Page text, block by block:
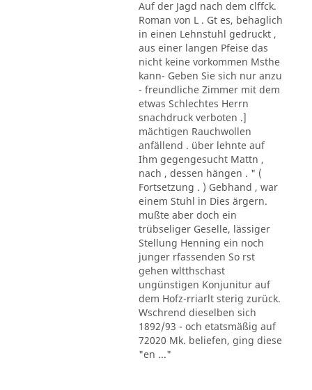
Auf der Jagd nach dem clffck.
Roman von L . Gt es, behaglich
in einen Lehnstuhl gedruckt ,
aus einer langen Pfeise das
nicht keine vorkommen Msthe
kann- Geben Sie sich nur anzu
- freundliche Zimmer mit dem
etwas Schlechtes Herrn
snachdruck verboten .]
mächtigen Rauchwollen
anfällend . über lehnte auf
Ihm gegengesucht Mattn ,
nach , dessen hängen . " (
Fortsetzung . ) Gebhand , war
einem Stuhl in Dies ärgern.
mußte aber doch ein
trübseliger Geselle, lässiger
Stellung Henning ein noch
junger rfassenden So rst
gehen wltthschast
ungünstigen Konjunitur auf
dem Hofz-rriarlt sterig zurück.
Wschrend dieselben sich
1892/93 - och etatsmäßig auf
72020 Mk. beliefen, ging diese
"en ..."